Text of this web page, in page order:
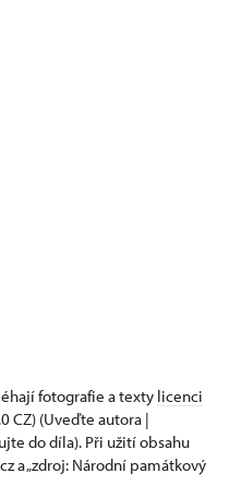
fotografie a texty licenci
CZ) (Uveďte autora |
do díla). Při užití obsahu
a „zdroj: Národní památkový